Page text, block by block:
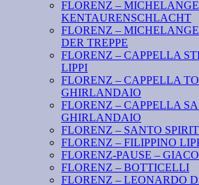
FLORENZ –
KENTAURENSCHLACHT
FLORENZ –
DER TREPPE
FLORENZ – CAPPELLA
LIPPI
FLORENZ – CAPPELLA
GHIRLANDAIO
FLORENZ – CAPPELLA
GHIRLANDAIO
FLORENZ – SANTO
FLORENZ – FILIPPINO
FLORENZ-PAUSE –
FLORENZ – BOTTICELLI
FLORENZ – LEONARDO